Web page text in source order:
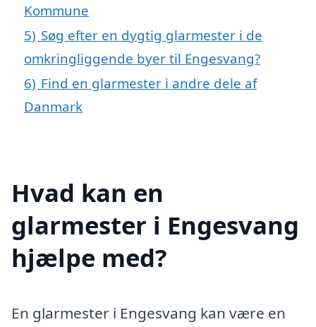
Kommune
5) Søg efter en dygtig glarmester i de
omkringliggende byer til Engesvang?
6) Find en glarmester i andre dele af
Danmark
Hvad kan en
glarmester i Engesvang
hjælpe med?
En glarmester i Engesvang kan være en